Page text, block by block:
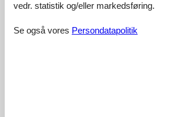
vedr. statistik og/eller markedsføring.
Se også vores Persondatapolitik